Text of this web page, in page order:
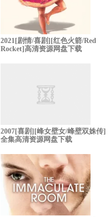
2021[剧情/喜剧][红色火箭/Red
Rocket]高清资源网盘下载
2007[喜剧][峰女壁女/峰壁双姝传]
全集高清资源网盘下载